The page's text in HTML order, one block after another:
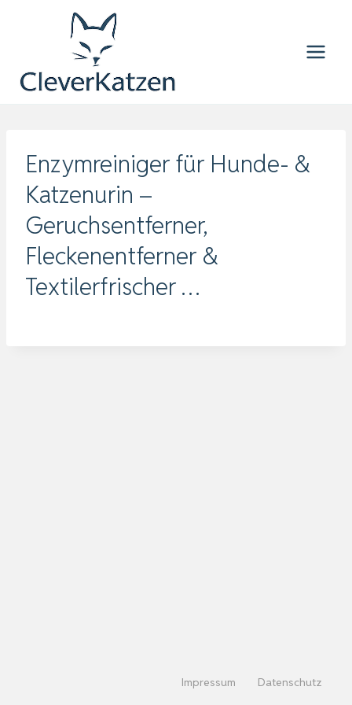
Enzymreiniger für Hunde- &
Katzenurin –
Geruchsentferner,
Fleckenentferner &
Textilerfrischer …
Impressum Datenschutz